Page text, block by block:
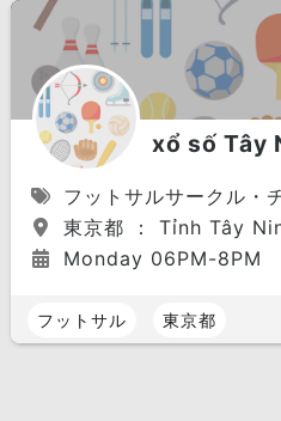
xổ số Tây
フットサルサークル・
東京都 ： Tỉnh Tây
Monday 06PM-8PM
フットサル 東京都